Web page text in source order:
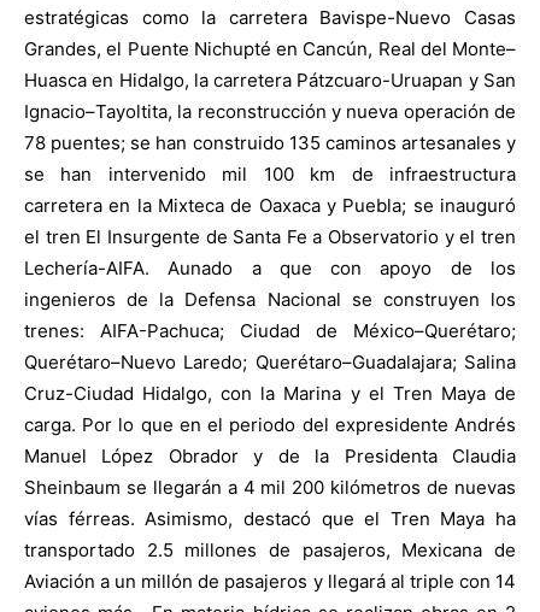
estratégicas como la carretera Bavispe-Nuevo Casas
Grandes, el Puente Nichupté en Cancún, Real del Monte–
Huasca en Hidalgo, la carretera Pátzcuaro-Uruapan y San
Ignacio–Tayoltita, la reconstrucción y nueva operación de
78 puentes; se han construido 135 caminos artesanales y
se han intervenido mil 100 km de infraestructura
carretera en la Mixteca de Oaxaca y Puebla; se inauguró
el tren El Insurgente de Santa Fe a Observatorio y el tren
Lechería-AIFA. Aunado a que con apoyo de los
ingenieros de la Defensa Nacional se construyen los
trenes: AIFA-Pachuca; Ciudad de México–Querétaro;
Querétaro–Nuevo Laredo; Querétaro–Guadalajara; Salina
Cruz-Ciudad Hidalgo, con la Marina y el Tren Maya de
carga. Por lo que en el periodo del expresidente Andrés
Manuel López Obrador y de la Presidenta Claudia
Sheinbaum se llegarán a 4 mil 200 kilómetros de nuevas
vías férreas. Asimismo, destacó que el Tren Maya ha
transportado 2.5 millones de pasajeros, Mexicana de
Aviación a un millón de pasajeros y llegará al triple con 14